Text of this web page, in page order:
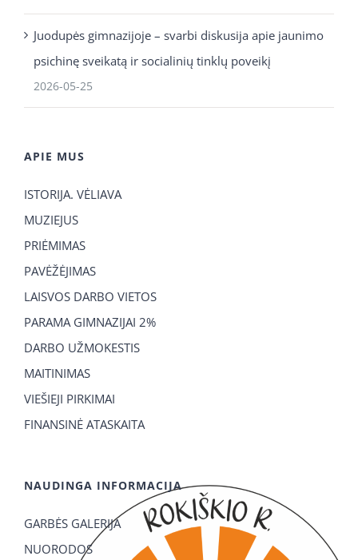
Juodupės gimnazijoje – svarbi diskusija apie jaunimo
psichinę sveikatą ir socialinių tinklų poveikį
2026-05-25
APIE MUS
ISTORIJA. VĖLIAVA
MUZIEJUS
PRIĖMIMAS
PAVĖŽĖJIMAS
LAISVOS DARBO VIETOS
PARAMA GIMNAZIJAI 2%
DARBO UŽMOKESTIS
MAITINIMAS
VIEŠIEJI PIRKIMAI
FINANSINĖ ATASKAITA
NAUDINGA INFORMACIJA
GARBĖS GALERIJA
NUORODOS